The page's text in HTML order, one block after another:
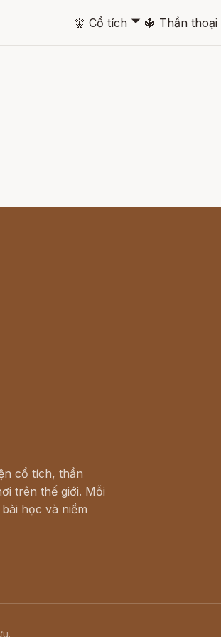
🧚 Cổ tích 🞃 🔱 Thần thoại
cổ tích, thần
trên thế giới. Mỗi
học và niềm